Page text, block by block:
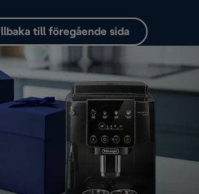
till föregående sida